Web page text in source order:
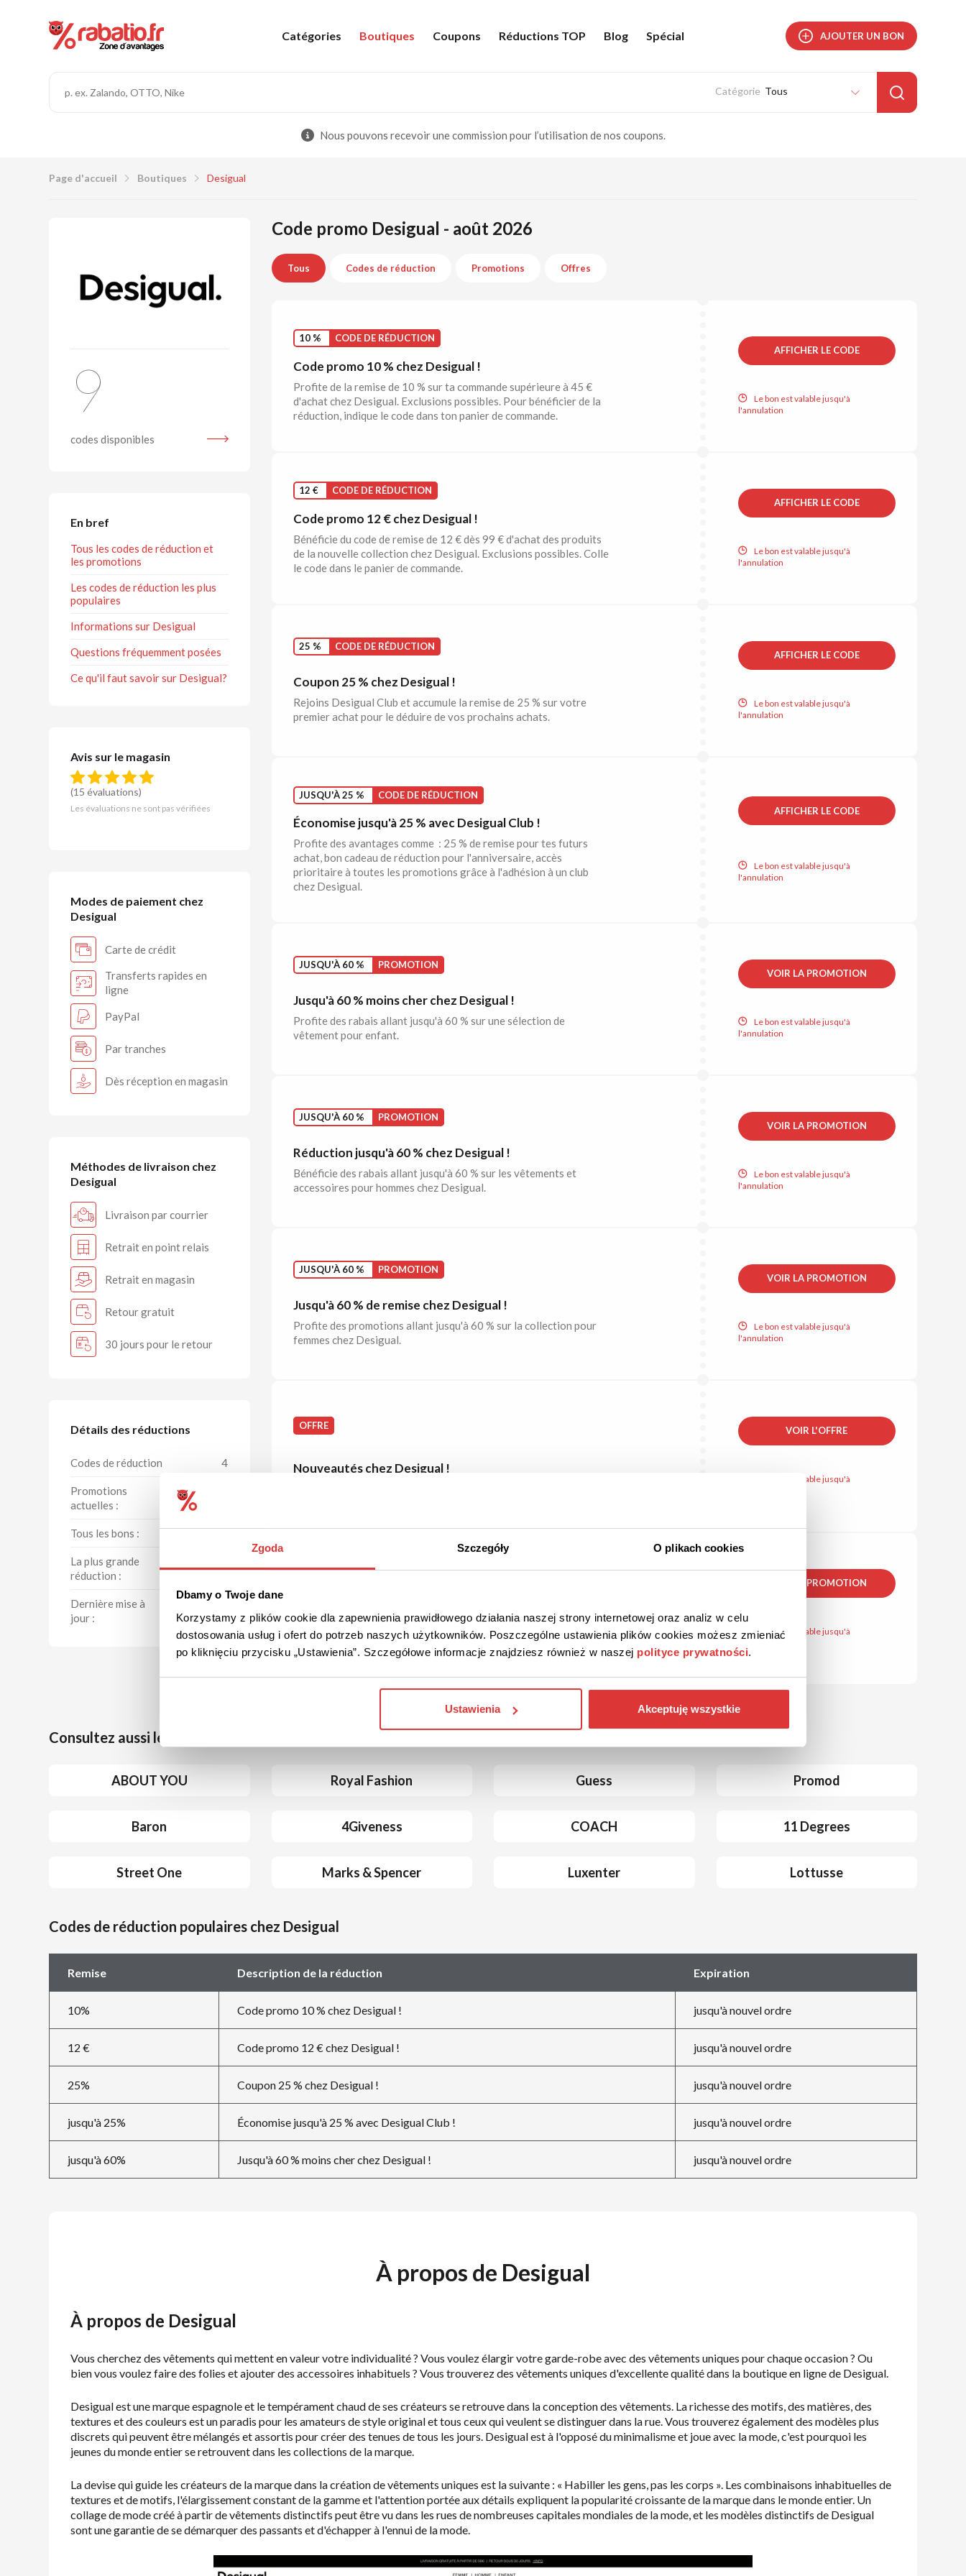
Zgoda Szczegóły O plikach cookies
Dbamy o Twoje dane
Korzystamy z plików cookie dla zapewnienia prawidłowego działania naszej strony internetowej oraz analiz w celu
dostosowania usług i ofert do potrzeb naszych użytkowników. Poszczególne ustawienia plików cookies możesz zmieniać
po kliknięciu przycisku „Ustawienia”. Szczegółowe informacje znajdziesz również w naszej polityce prywatności.
Ustawienia Akceptuję wszystkie
Catégories Boutiques Coupons Réductions TOP Blog Spécial AJOUTER UN BON
Tous
Nous pouvons recevoir une commission pour l’utilisation de nos coupons.
Page d'accueil Boutiques Desigual
9
codes disponibles
En bref
Tous les codes de réduction et
les promotions
Les codes de réduction les plus
populaires
Informations sur Desigual
Questions fréquemment posées
Ce qu'il faut savoir sur Desigual?
Avis sur le magasin
(15 évaluations)
Les évaluations ne sont pas vérifiées
Modes de paiement chez
Desigual
Carte de crédit
Transferts rapides en
ligne
PayPal
Par tranches
Dès réception en magasin
Méthodes de livraison chez
Desigual
Livraison par courrier
Retrait en point relais
Retrait en magasin
Retour gratuit
30 jours pour le retour
Détails des réductions
Codes de réduction 4
Promotions
actuelles :
Tous les bons : 9
La plus grande
réduction :
Dernière mise à
jour :
07.08.2026
Code promo Desigual - août 2026
Tous Codes de réduction Promotions Offres
10 % CODE DE RÉDUCTION
Code promo 10 % chez Desigual !
Profite de la remise de 10 % sur ta commande supérieure à 45 €
d'achat chez Desigual. Exclusions possibles. Pour bénéficier de la
réduction, indique le code dans ton panier de commande.
AFFICHER LE CODE
Le bon est valable jusqu'à
l'annulation
12 € CODE DE RÉDUCTION
Code promo 12 € chez Desigual !
Bénéficie du code de remise de 12 € dès 99 € d'achat des produits
de la nouvelle collection chez Desigual. Exclusions possibles. Colle
le code dans le panier de commande.
AFFICHER LE CODE
Le bon est valable jusqu'à
l'annulation
25 % CODE DE RÉDUCTION
Coupon 25 % chez Desigual !
Rejoins Desigual Club et accumule la remise de 25 % sur votre
premier achat pour le déduire de vos prochains achats.
AFFICHER LE CODE
Le bon est valable jusqu'à
l'annulation
JUSQU'À 25 % CODE DE RÉDUCTION
Économise jusqu'à 25 % avec Desigual Club !
Profite des avantages comme : 25 % de remise pour tes futurs
achat, bon cadeau de réduction pour l'anniversaire, accès
prioritaire à toutes les promotions grâce à l'adhésion à un club
chez Desigual.
AFFICHER LE CODE
Le bon est valable jusqu'à
l'annulation
JUSQU'À 60 % PROMOTION
Jusqu'à 60 % moins cher chez Desigual !
Profite des rabais allant jusqu'à 60 % sur une sélection de
vêtement pour enfant.
VOIR LA PROMOTION
Le bon est valable jusqu'à
l'annulation
JUSQU'À 60 % PROMOTION
Réduction jusqu'à 60 % chez Desigual !
Bénéficie des rabais allant jusqu'à 60 % sur les vêtements et
accessoires pour hommes chez Desigual.
VOIR LA PROMOTION
Le bon est valable jusqu'à
l'annulation
JUSQU'À 60 % PROMOTION
Jusqu'à 60 % de remise chez Desigual !
Profite des promotions allant jusqu'à 60 % sur la collection pour
femmes chez Desigual.
VOIR LA PROMOTION
Le bon est valable jusqu'à
l'annulation
OFFRE
Nouveautés chez Desigual !
VOIR L'OFFRE
Le bon est valable jusqu'à
LIVRAISON GRATUITE PROMOTION
Profite de la livraison gratuite chez Desigual à partir de 55 €
d'achat.
VOIR LA PROMOTION
Le bon est valable jusqu'à
l'annulation
Consultez aussi les codes de réduction dans des magasins similaires
ABOUT YOU Royal Fashion Guess Promod
Baron 4Giveness COACH 11 Degrees
Street One Marks & Spencer Luxenter Lottusse
Codes de réduction populaires chez Desigual
Remise Description de la réduction Expiration
10% Code promo 10 % chez Desigual ! jusqu'à nouvel ordre
12 € Code promo 12 € chez Desigual ! jusqu'à nouvel ordre
25% Coupon 25 % chez Desigual ! jusqu'à nouvel ordre
jusqu'à 25% Économise jusqu'à 25 % avec Desigual Club ! jusqu'à nouvel ordre
jusqu'à 60% Jusqu'à 60 % moins cher chez Desigual ! jusqu'à nouvel ordre
À propos de Desigual
À propos de Desigual
Vous cherchez des vêtements qui mettent en valeur votre individualité ? Vous voulez élargir votre garde-robe avec des vêtements uniques pour chaque occasion ? Ou
bien vous voulez faire des folies et ajouter des accessoires inhabituels ? Vous trouverez des vêtements uniques d'excellente qualité dans la boutique en ligne de Desigual.
Desigual est une marque espagnole et le tempérament chaud de ses créateurs se retrouve dans la conception des vêtements. La richesse des motifs, des matières, des
textures et des couleurs est un paradis pour les amateurs de style original et tous ceux qui veulent se distinguer dans la rue. Vous trouverez également des modèles plus
discrets qui peuvent être mélangés et assortis pour créer des tenues de tous les jours. Desigual est à l'opposé du minimalisme et joue avec la mode, c'est pourquoi les
jeunes du monde entier se retrouvent dans les collections de la marque.
La devise qui guide les créateurs de la marque dans la création de vêtements uniques est la suivante : « Habiller les gens, pas les corps ». Les combinaisons inhabituelles de
textures et de motifs, l'élargissement constant de la gamme et l'attention portée aux détails expliquent la popularité croissante de la marque dans le monde entier. Un
collage de mode créé à partir de vêtements distinctifs peut être vu dans les rues de nombreuses capitales mondiales de la mode, et les modèles distinctifs de Desigual
sont une garantie de se démarquer des passants et d'échapper à l'ennui de la mode.